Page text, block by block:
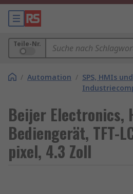
Teile-Nr.
/ Automation / SPS, HMIs und
Beijer Electronics,
Bediengerät, TFT-
pixel, 4.3 Zoll